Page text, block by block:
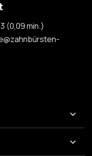
(0,09 min.)